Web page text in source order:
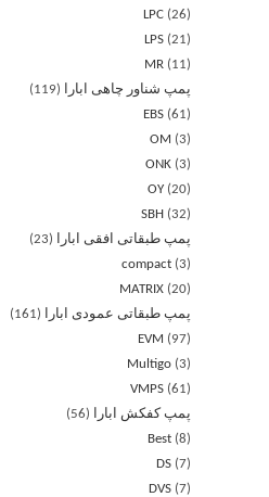
LPC 26
LPS 21
MR
11
پمپ شناور چاهی ابارا
119
EBS 61
OM
3
ONK 3
OY 20
SBH 32
پمپ طبقاتی افقی ابارا
23
compact 3
MATRIX 20
پمپ طبقاتی عمودی ابارا
161
EVM
97
Multigo 3
VMPS 61
پمپ کفکش ابارا
56
Best 8
DS 7
DVS 7